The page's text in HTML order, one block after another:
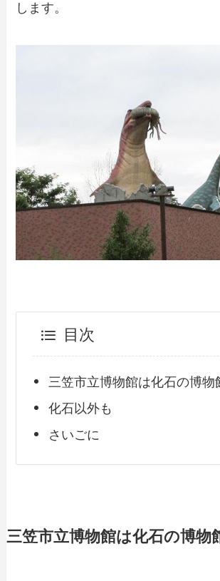
します。
目次
三笠市立博物館は化石の博物
化石以外も
さいごに
三笠市立博物館は化石の博物